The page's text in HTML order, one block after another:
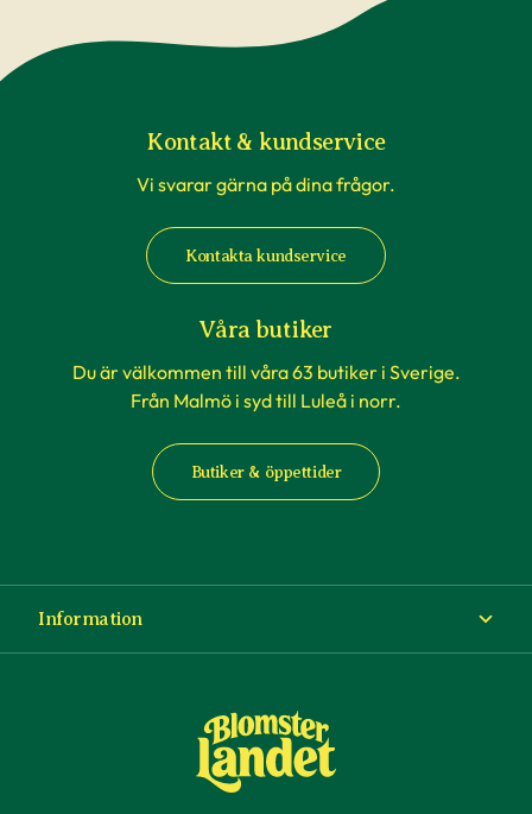
Kontakt & kundservice
Vi svarar gärna på dina frågor.
Kontakta kundservice
Våra butiker
Du är välkommen till våra 63 butiker i Sverige.
Från Malmö i syd till Luleå i norr.
Butiker & öppettider
Information
Köp- och leveransvillkor